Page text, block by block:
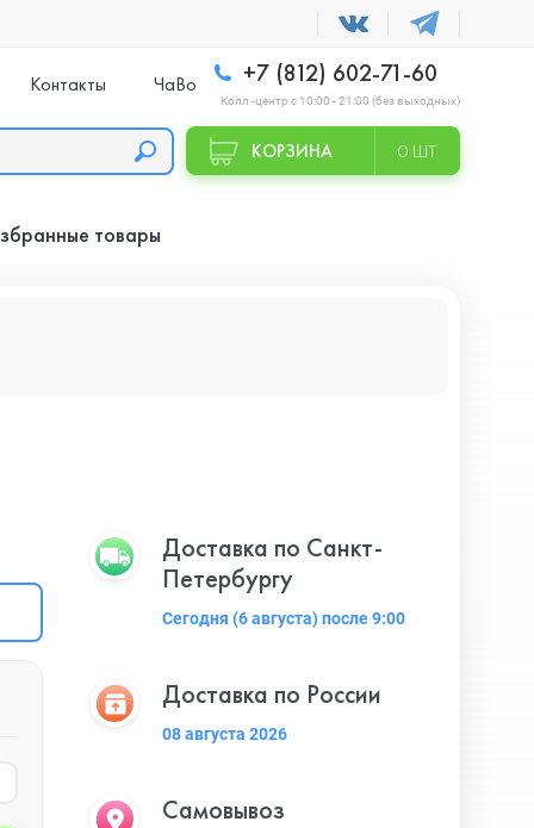
Контакты ЧаВо +7 (812) 602-71-60
Колл -центр с 10:00 - 21:00 (без выходных)
КОРЗИНА 0 ШТ
товары
Доставка по Санкт-
Петербургу
Сегодня (6 августа) после 9:00
Доставка по России
08 августа 2026
Самовывоз